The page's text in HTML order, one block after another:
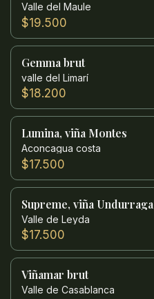
Valle del Maule
$19.500
Gemma brut
valle del Limarí
$18.200
Lumina, viña Montes
Aconcagua costa
$17.500
Supreme, viña Undurraga
Valle de Leyda
$17.500
Viñamar brut
Valle de Casablanca